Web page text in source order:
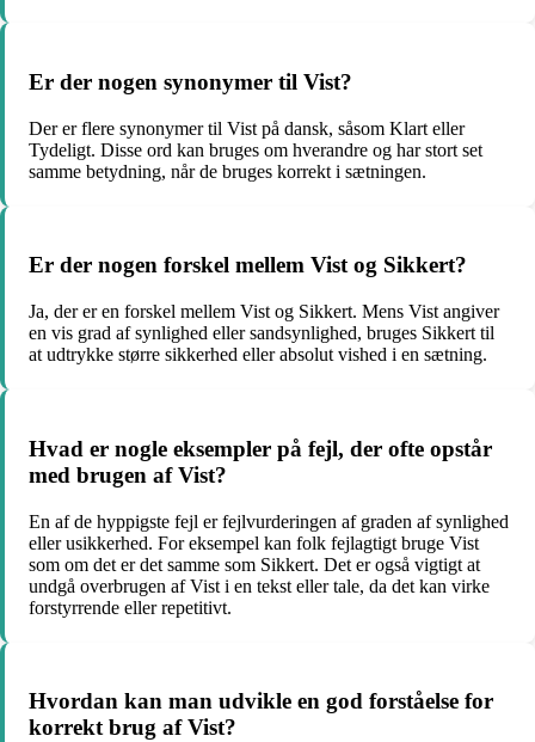
Er der nogen synonymer til Vist?
Der er flere synonymer til Vist på dansk, såsom Klart eller
Tydeligt. Disse ord kan bruges om hverandre og har stort set
samme betydning, når de bruges korrekt i sætningen.
Er der nogen forskel mellem Vist og Sikkert?
Ja, der er en forskel mellem Vist og Sikkert. Mens Vist angiver
en vis grad af synlighed eller sandsynlighed, bruges Sikkert til
at udtrykke større sikkerhed eller absolut vished i en sætning.
Hvad er nogle eksempler på fejl, der ofte opstår
med brugen af Vist?
En af de hyppigste fejl er fejlvurderingen af graden af synlighed
eller usikkerhed. For eksempel kan folk fejlagtigt bruge Vist
som om det er det samme som Sikkert. Det er også vigtigt at
undgå overbrugen af Vist i en tekst eller tale, da det kan virke
forstyrrende eller repetitivt.
Hvordan kan man udvikle en god forståelse for
korrekt brug af Vist?